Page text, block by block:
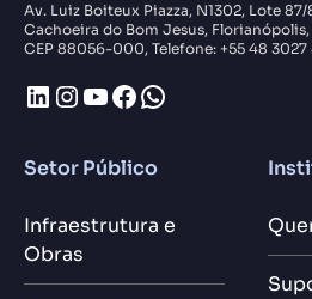
Av. Luiz Boiteux Piazza, N1302, Lote 87/
Cachoeira do Bom Jesus, Florianópolis,
CEP 88056-000, Telefone: +55 48
LinkedIn
Instagram
Youtube
Facebook
WhatsApp
Setor Público
Infraestrutura e
Obras